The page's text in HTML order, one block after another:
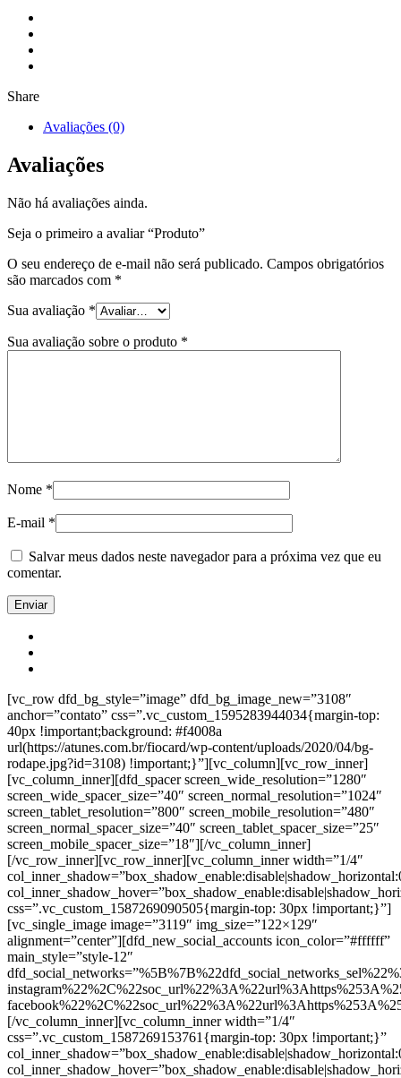
Share
Avaliações (0)
Avaliações
Não há avaliações ainda.
Seja o primeiro a avaliar “Produto”
O seu endereço de e-mail não será publicado. Campos obrigatórios
são marcados com *
Sua avaliação *
Sua avaliação sobre o produto *
Nome *
E-mail *
Salvar meus dados neste navegador para a próxima vez que eu
comentar.
[vc_row dfd_bg_style=”image” dfd_bg_image_new=”3108″
anchor=”contato” css=”.vc_custom_1595283944034{margin-top:
40px !important;background: #f4008a
url(https://atunes.com.br/fiocard/wp-content/uploads/2020/04/bg-
rodape.jpg?id=3108) !important;}”][vc_column][vc_row_inner]
[vc_column_inner][dfd_spacer screen_wide_resolution=”1280″
screen_wide_spacer_size=”40″ screen_normal_resolution=”1024″
screen_tablet_resolution=”800″ screen_mobile_resolution=”480″
screen_normal_spacer_size=”40″ screen_tablet_spacer_size=”25″
screen_mobile_spacer_size=”18″][/vc_column_inner]
[/vc_row_inner][vc_row_inner][vc_column_inner width=”1/4″
css=”.vc_custom_1587269090505{margin-top: 30px !important;}”]
[vc_single_image image=”3119″ img_size=”122×129″
alignment=”center”][dfd_new_social_accounts icon_color=”#ffffff”
main_style=”style-12″
[/vc_column_inner][vc_column_inner width=”1/4″
css=”.vc_custom_1587269153761{margin-top: 30px !important;}”